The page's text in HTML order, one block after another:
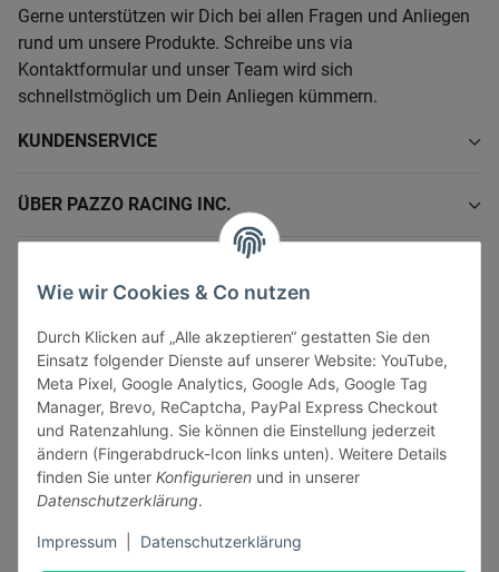
Wie wir Cookies & Co nutzen
Durch Klicken auf „Alle akzeptieren“ gestatten Sie den
Einsatz folgender Dienste auf unserer Website: YouTube,
Meta Pixel, Google Analytics, Google Ads, Google Tag
Manager, Brevo, ReCaptcha, PayPal Express Checkout
und Ratenzahlung. Sie können die Einstellung jederzeit
ändern (Fingerabdruck-Icon links unten). Weitere Details
finden Sie unter Konfigurieren und in unserer
Datenschutzerklärung.
Impressum Datenschutzerklärung
Gerne unterstützen wir Dich bei allen Fragen und Anliegen
rund um unsere Produkte. Schreibe uns via
Kontaktformular und unser Team wird sich
schnellstmöglich um Dein Anliegen kümmern.
KUNDENSERVICE
ÜBER PAZZO RACING INC.
GESETZLICHE INFORMATIONEN
Vertrag widerrufen
Sicher bezahlen via: